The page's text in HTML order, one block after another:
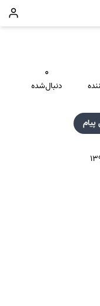
۰
دنبال‌شده
پیام